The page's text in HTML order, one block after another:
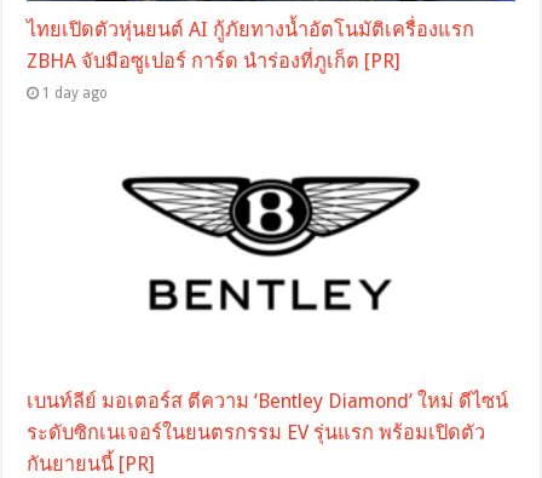
ไทยเปิดตัวหุ่นยนต์ AI กู้ภัยทางน้ำอัตโนมัติเครื่องแรก
ZBHA จับมือซูเปอร์ การ์ด นำร่องที่ภูเก็ต [PR]
1 day ago
เบนท์ลีย์ มอเตอร์ส ตีความ ‘Bentley Diamond’ ใหม่ ดีไซน์
ระดับซิกเนเจอร์ในยนตรกรรม EV รุ่นแรก พร้อมเปิดตัว
กันยายนนี้ [PR]